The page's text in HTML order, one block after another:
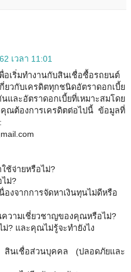
เวลา 11:01
เริ่มทำงานกับสินเชื่อซื้อรถยนต์
ยวกับเครดิตทุกชนิดอัตราดอกเบี้ย
ละอัตราดอกเบี้ยที่เหมาะสมโดย
คุณต้องการเครดิตต่อไปนี้ ข้อมูลที่
ช้จ่ายหรือไม่?
ม่?
องจากการจัดหาเงินทุนไม่ดีหรือ
ความเชี่ยวชาญของคุณหรือไม่?
? และคุณไม่รู้จะทำยังไง
สินเชื่อส่วนบุคคล (ปลอดภัยและ